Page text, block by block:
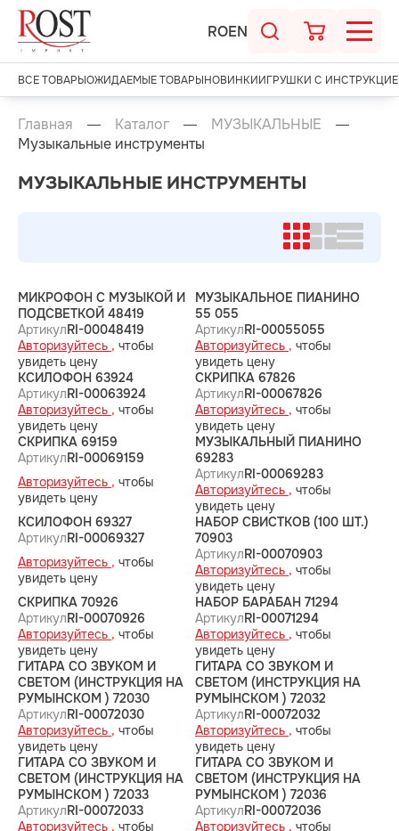
ROEN
ВСЕ ТОВАРЫОЖИДАЕМЫЕ ТОВАРЫНОВИНКИИГРУШКИ С
Главная Каталог
МУЗЫКАЛЬНЫЕ
Музыкальные инструменты
МУЗЫКАЛЬНЫЕ ИНСТРУМЕНТЫ
МИКРОФОН С МУЗЫКОЙ И
ПОДСВЕТКОЙ 48419
АртикулRI-00048419
Авторизуйтесь , чтобы
увидеть цену
МУЗЫКАЛЬНОЕ ПИАНИНО
55 055
АртикулRI-00055055
Авторизуйтесь , чтобы
увидеть цену
КСИЛОФОН 63924
АртикулRI-00063924
Авторизуйтесь , чтобы
увидеть цену
СКРИПКА 67826
АртикулRI-00067826
Авторизуйтесь , чтобы
увидеть цену
СКРИПКА 69159
АртикулRI-00069159
Авторизуйтесь , чтобы
увидеть цену
МУЗЫКАЛЬНЫЙ ПИАНИНО
69283
АртикулRI-00069283
Авторизуйтесь , чтобы
увидеть цену
КСИЛОФОН 69327
АртикулRI-00069327
Авторизуйтесь , чтобы
увидеть цену
НАБОР СВИСТКОВ (100 ШТ.)
70903
АртикулRI-00070903
Авторизуйтесь , чтобы
увидеть цену
СКРИПКА 70926
АртикулRI-00070926
Авторизуйтесь , чтобы
увидеть цену
НАБОР БАРАБАН 71294
АртикулRI-00071294
Авторизуйтесь , чтобы
увидеть цену
ГИТАРА СО ЗВУКОМ И
СВЕТОМ (ИНСТРУКЦИЯ НА
РУМЫНСКОМ ) 72030
АртикулRI-00072030
Авторизуйтесь , чтобы
увидеть цену
ГИТАРА СО ЗВУКОМ И
СВЕТОМ (ИНСТРУКЦИЯ НА
РУМЫНСКОМ ) 72032
АртикулRI-00072032
Авторизуйтесь , чтобы
увидеть цену
ГИТАРА СО ЗВУКОМ И
СВЕТОМ (ИНСТРУКЦИЯ НА
РУМЫНСКОМ ) 72033
АртикулRI-00072033
Авторизуйтесь , чтобы
ГИТАРА СО ЗВУКОМ И
СВЕТОМ (ИНСТРУКЦИЯ НА
РУМЫНСКОМ ) 72036
АртикулRI-00072036
Авторизуйтесь , чтобы